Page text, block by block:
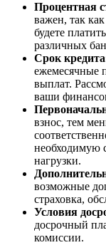
Процентная
важен, так
будете
различных
Срок
ежемесячные
выплат.
ваши
взнос, тем
необходимую
нагрузки.
возможные
страховка,
Условия
досрочный
комиссии.